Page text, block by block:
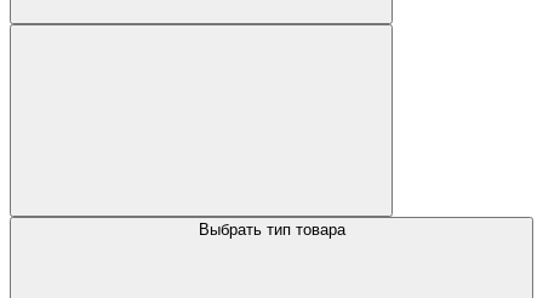
Выбрать тип товара